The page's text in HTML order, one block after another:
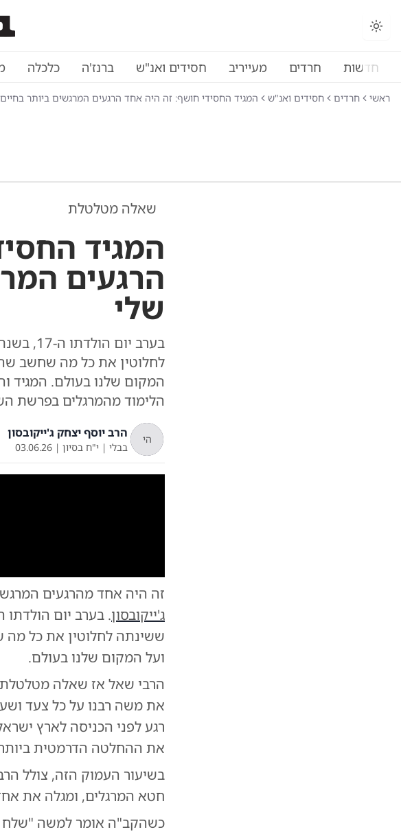
החלפת מצב תצוגה
חדשות חרדים מעייריב חסידים ואנ"ש ברנז'ה כלכלה
ראשי חרדים חסידים ואנ"ש המגיד החסידי חושף: זה היה אחד הרגעים המרגשים ביותר
שאלה מטלטלת
המגיד
הרגעים
שלי
בערב
לחלוטין את כל מה שחשב
המקום שלנו בעולם. המגיד
הלימוד מהמרגלים בפרשת
הי הרב יוסף יצחק ג'ייקובסון
בבלי| י"ח בסיון |
03.06.26
זה היה אחד מהרגעים
ג'ייקובסון. בערב יום הולדתו ה-17, בשנת תשמ"ט,
ששינתה לחלוטין את כל מה
ועל המקום שלנו בעולם.
הרבי שאל אז שאלה
את משה רבנו על כל צעד
רגע לפני הכניסה לארץ
את ההחלטה הדרמטית ביותר
בשיעור העמוק הזה, צולל
חטא המרגלים, ומגלה את
כשהקב"ה אומר למשה "שלח